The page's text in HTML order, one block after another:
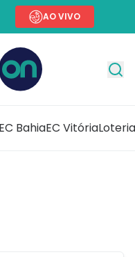
AO VIVO
EC BahiaEC Vitória